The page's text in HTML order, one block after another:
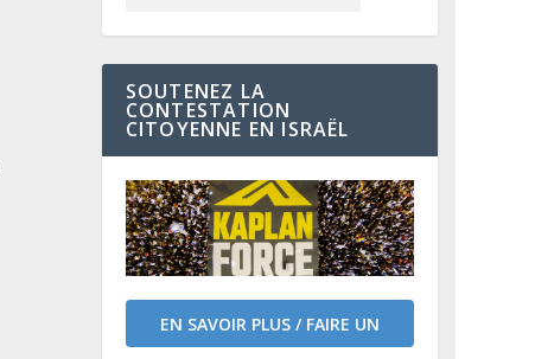
SOUTENEZ LA
CONTESTATION
CITOYENNE EN ISRAËL
EN SAVOIR PLUS / FAIRE UN